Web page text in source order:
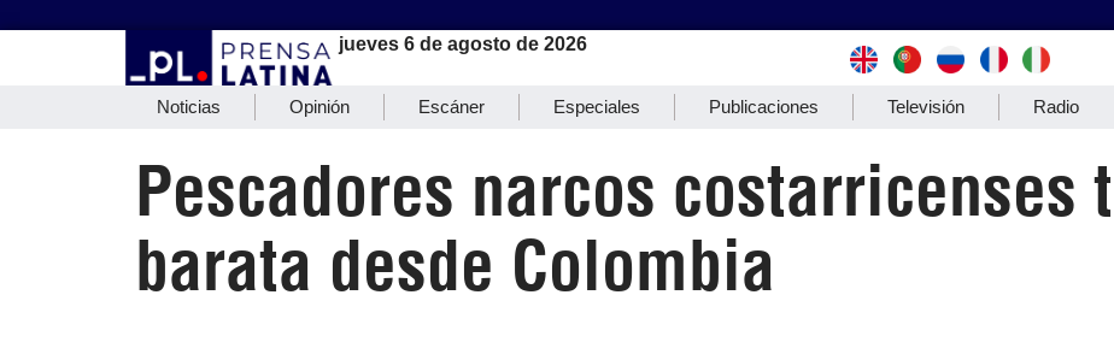
jueves 6 de agosto de 2026
Noticias Opinión Escáner Especiales Publicaciones Televisión Radio
Pescadores narcos costarricenses
barata desde Colombia